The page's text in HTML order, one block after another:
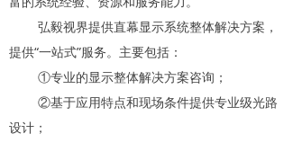
弘毅视界提供直幕显示系统整体解决方案，
提供“一站式”服务。主要包括：
①专业的显示整体解决方案咨询；
②基于应用特点和现场条件提供专业级光路
设计；